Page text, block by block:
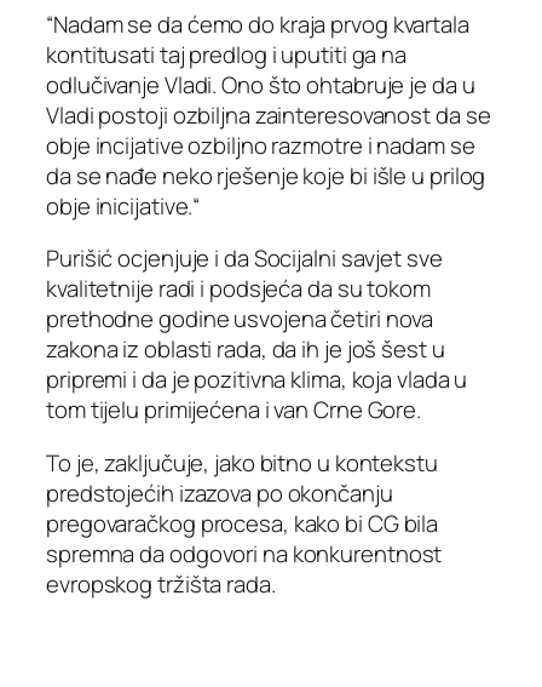
“Nadam se da ćemo do kraja prvog kvartala
kontitusati taj predlog i uputiti ga na
odlučivanje Vladi. Ono što ohtabruje je da u
Vladi postoji ozbiljna zainteresovanost da se
obje incijative ozbiljno razmotre i nadam se
da se nađe neko rješenje koje bi išle u prilog
obje inicijative.“
Purišić ocjenjuje i da Socijalni savjet sve
kvalitetnije radi i podsjeća da su tokom
prethodne godine usvojena četiri nova
zakona iz oblasti rada, da ih je još šest u
pripremi i da je pozitivna klima, koja vlada u
tom tijelu primijećena i van Crne Gore.
To je, zaključuje, jako bitno u kontekstu
predstojećih izazova po okončanju
pregovaračkog procesa, kako bi CG bila
spremna da odgovori na konkurentnost
evropskog tržišta rada.